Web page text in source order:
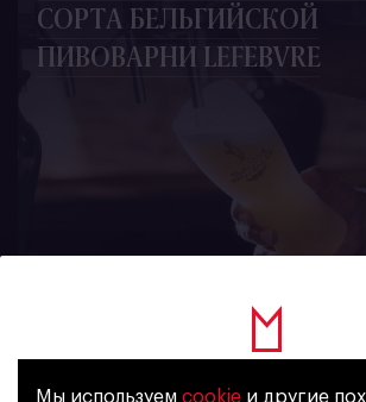
СОРТА БЕЛЬГИЙСКОЙ
ПИВОВАРНИ LEFEBVRE
Мы используем cookie и другие